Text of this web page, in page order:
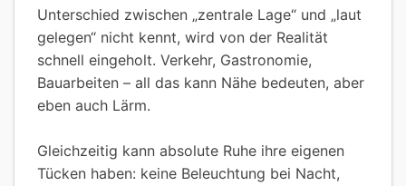
Unterschied zwischen „zentrale Lage“ und „laut
gelegen“ nicht kennt, wird von der Realität
schnell eingeholt. Verkehr, Gastronomie,
Bauarbeiten – all das kann Nähe bedeuten, aber
eben auch Lärm.
Gleichzeitig kann absolute Ruhe ihre eigenen
Tücken haben: keine Beleuchtung bei Nacht,